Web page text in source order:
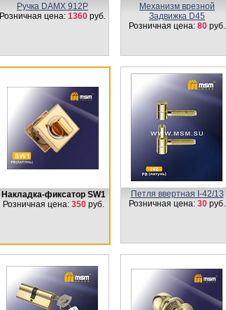
Ручка DAMX 912Р
Розничная цена: 1360 руб.
Механизм врезной
Задвижка D45
Розничная цена: 80 руб.
Накладка-фиксатор SW1
Розничная цена: 350руб.
Петля ввертная I-42/13
Розничная цена: 30 руб.